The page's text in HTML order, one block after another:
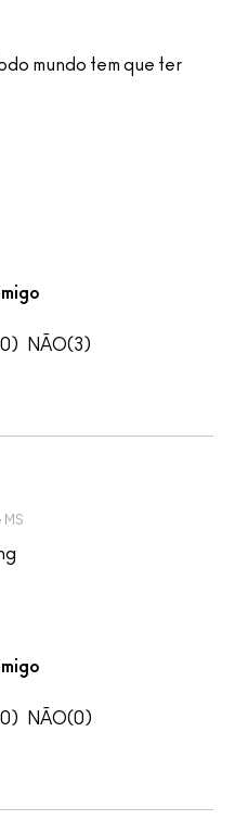
mundo tem que ter
0 3
0 0